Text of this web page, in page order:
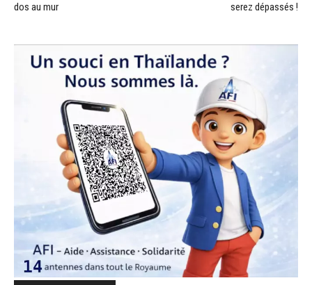
dos au mur
serez dépassés !